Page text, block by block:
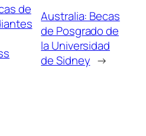
de
Australia: Becas
de Posgrado de
la Universidad
de Sidney →